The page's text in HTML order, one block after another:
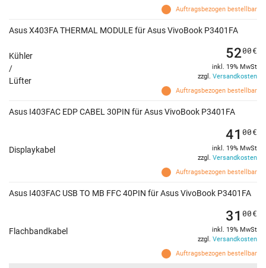
Auftragsbezogen bestellbar
Asus X403FA THERMAL MODULE für Asus VivoBook P3401FA
Kühler
/
Lüfter
Auftragsbezogen bestellbar
5200€
inkl. 19% MwSt
zzgl. Versandkosten
Asus I403FAC EDP CABEL 30PIN für Asus VivoBook P3401FA
Displaykabel
Auftragsbezogen bestellbar
41 00€
inkl. 19% MwSt
zzgl. Versandkosten
Asus I403FAC USB TO MB FFC 40PIN für Asus VivoBook P3401FA
Flachbandkabel
Auftragsbezogen bestellbar
31 00€
inkl. 19% MwSt
zzgl. Versandkosten